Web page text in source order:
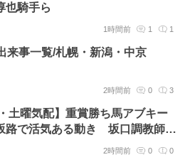
也騎手ら
1時間前 1 1
来事一覧/札幌・新潟・中京
2時間前 0 3
土曜気配】重賞勝ち馬アブキー
路で活気ある動き 坂口調教師
2時間前 0 0